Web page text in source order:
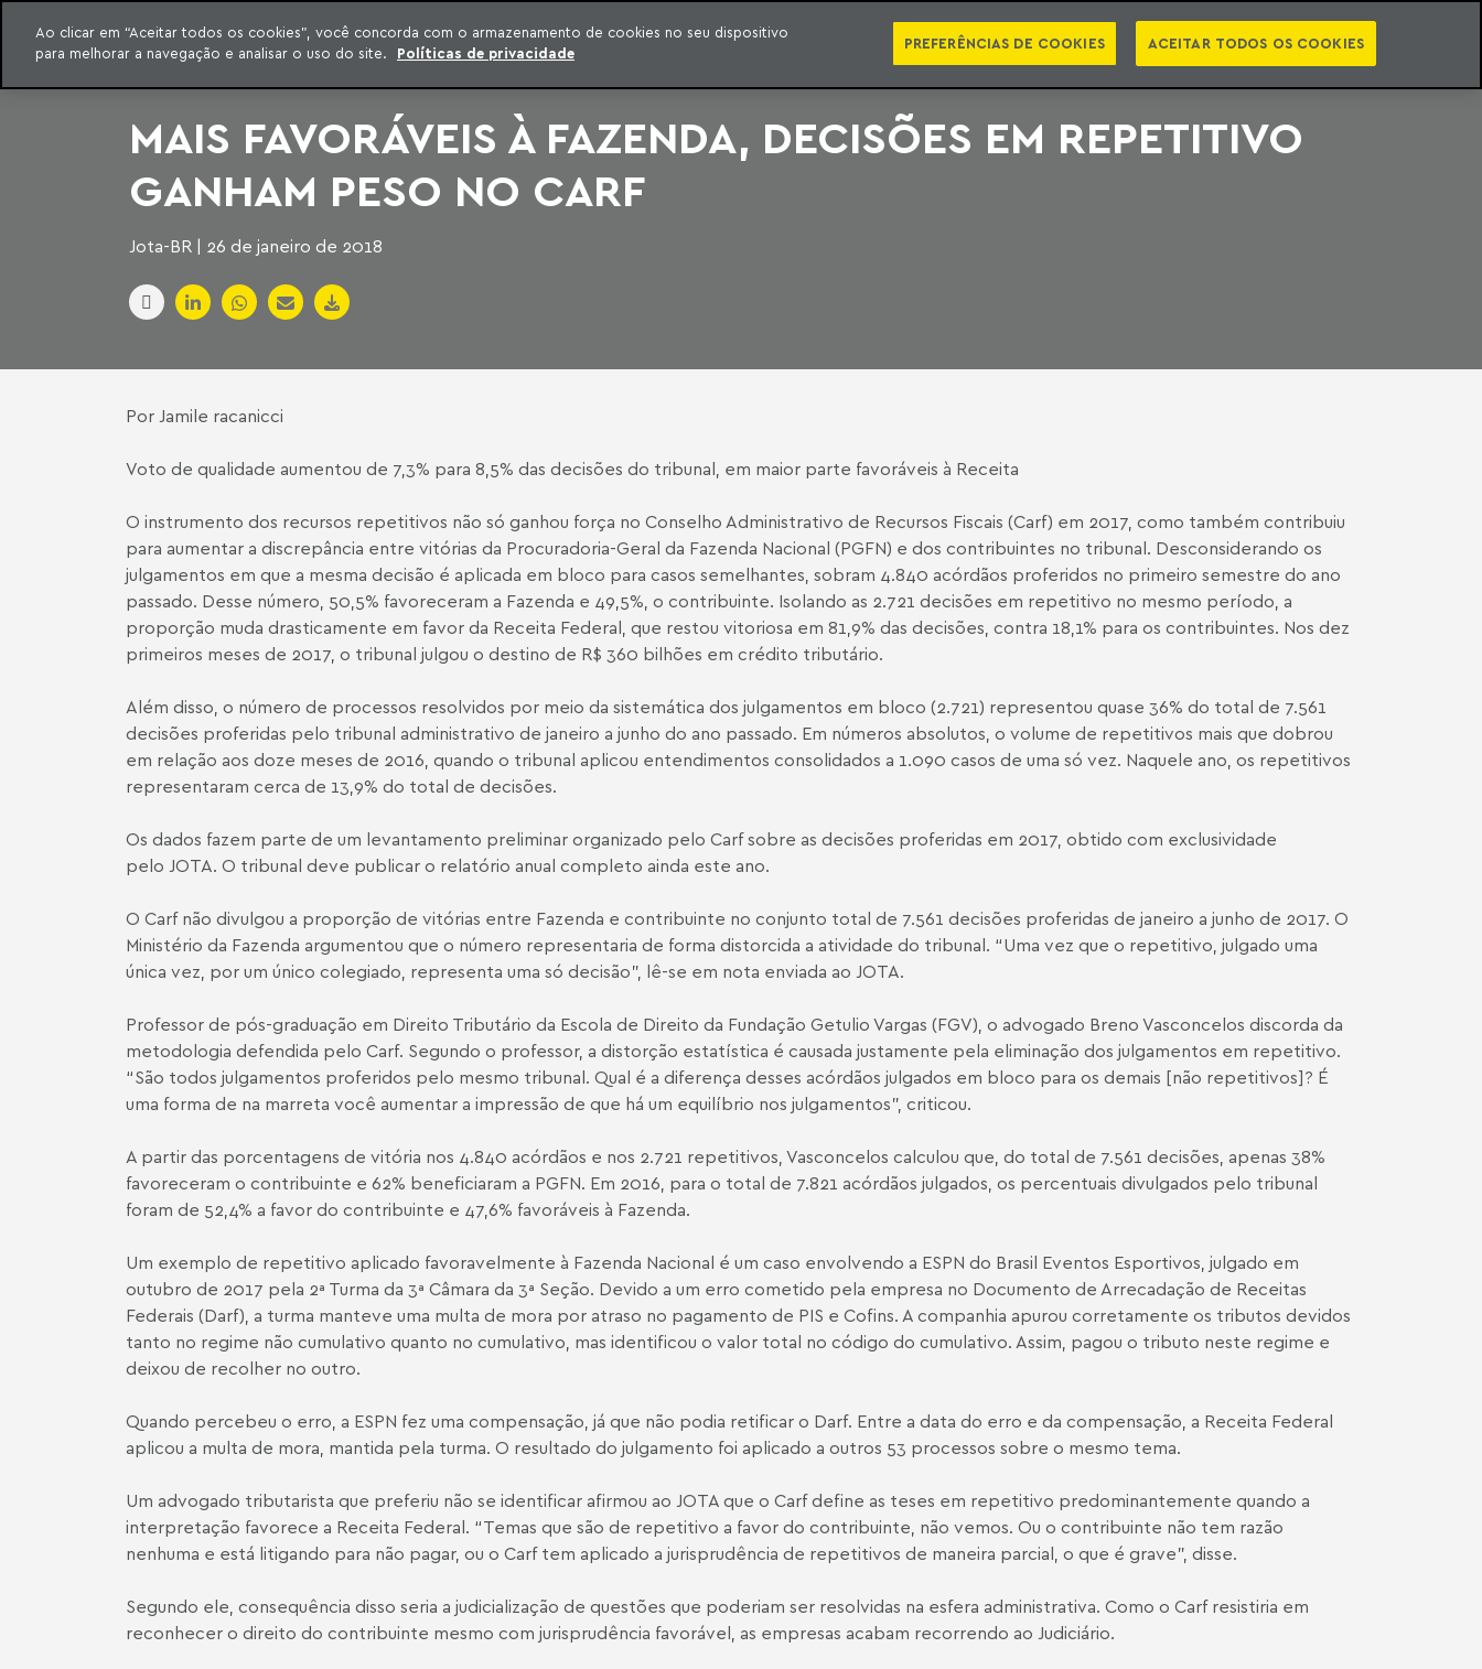
para o conteúdo
Machado Meyer
INTELIGÊNCIA JURÍDICA
CONTEÚDO EXCLUSIVO MACHADO MEYER ADVOGADOS
SÉRIES PUBLICAÇÕES EBOOKS PODCASTS NEWSLETTER VIDEOCASTS PT EN CATEGORIAS
MAIS FAVORÁVEIS À FAZENDA, DECISÕES EM REPETITIVO
GANHAM PESO NO CARF
Jota-BR | 26 de janeiro de 2018
Por Jamile racanicci
Voto de qualidade aumentou de 7,3% para 8,5% das decisões do tribunal, em maior parte favoráveis à Receita
O instrumento dos recursos repetitivos não só ganhou força no Conselho Administrativo de Recursos Fiscais (Carf) em 2017, como também contribuiu
para aumentar a discrepância entre vitórias da Procuradoria-Geral da Fazenda Nacional (PGFN) e dos contribuintes no tribunal. Desconsiderando os
julgamentos em que a mesma decisão é aplicada em bloco para casos semelhantes, sobram 4.840 acórdãos proferidos no primeiro semestre do ano
passado. Desse número, 50,5% favoreceram a Fazenda e 49,5%, o contribuinte. Isolando as 2.721 decisões em repetitivo no mesmo período, a
proporção muda drasticamente em favor da Receita Federal, que restou vitoriosa em 81,9% das decisões, contra 18,1% para os contribuintes. Nos dez
primeiros meses de 2017, o tribunal julgou o destino de R$ 360 bilhões em crédito tributário.
Além disso, o número de processos resolvidos por meio da sistemática dos julgamentos em bloco (2.721) representou quase 36% do total de 7.561
decisões proferidas pelo tribunal administrativo de janeiro a junho do ano passado. Em números absolutos, o volume de repetitivos mais que dobrou
em relação aos doze meses de 2016, quando o tribunal aplicou entendimentos consolidados a 1.090 casos de uma só vez. Naquele ano, os repetitivos
representaram cerca de 13,9% do total de decisões.
Os dados fazem parte de um levantamento preliminar organizado pelo Carf sobre as decisões proferidas em 2017, obtido com exclusividade
pelo JOTA. O tribunal deve publicar o relatório anual completo ainda este ano.
O Carf não divulgou a proporção de vitórias entre Fazenda e contribuinte no conjunto total de 7.561 decisões proferidas de janeiro a junho de 2017. O
Ministério da Fazenda argumentou que o número representaria de forma distorcida a atividade do tribunal. “Uma vez que o repetitivo, julgado uma
única vez, por um único colegiado, representa uma só decisão”, lê-se em nota enviada ao JOTA.
Professor de pós-graduação em Direito Tributário da Escola de Direito da Fundação Getulio Vargas (FGV), o advogado Breno Vasconcelos discorda da
metodologia defendida pelo Carf. Segundo o professor, a distorção estatística é causada justamente pela eliminação dos julgamentos em repetitivo.
“São todos julgamentos proferidos pelo mesmo tribunal. Qual é a diferença desses acórdãos julgados em bloco para os demais [não repetitivos]? É
uma forma de na marreta você aumentar a impressão de que há um equilíbrio nos julgamentos”, criticou.
A partir das porcentagens de vitória nos 4.840 acórdãos e nos 2.721 repetitivos, Vasconcelos calculou que, do total de 7.561 decisões, apenas 38%
favoreceram o contribuinte e 62% beneficiaram a PGFN. Em 2016, para o total de 7.821 acórdãos julgados, os percentuais divulgados pelo tribunal
foram de 52,4% a favor do contribuinte e 47,6% favoráveis à Fazenda.
Um exemplo de repetitivo aplicado favoravelmente à Fazenda Nacional é um caso envolvendo a ESPN do Brasil Eventos Esportivos, julgado em
outubro de 2017 pela 2ª Turma da 3ª Câmara da 3ª Seção. Devido a um erro cometido pela empresa no Documento de Arrecadação de Receitas
Federais (Darf), a turma manteve uma multa de mora por atraso no pagamento de PIS e Cofins. A companhia apurou corretamente os tributos devidos
tanto no regime não cumulativo quanto no cumulativo, mas identificou o valor total no código do cumulativo. Assim, pagou o tributo neste regime e
deixou de recolher no outro.
Quando percebeu o erro, a ESPN fez uma compensação, já que não podia retificar o Darf. Entre a data do erro e da compensação, a Receita Federal
aplicou a multa de mora, mantida pela turma. O resultado do julgamento foi aplicado a outros 53 processos sobre o mesmo tema.
Um advogado tributarista que preferiu não se identificar afirmou ao JOTA que o Carf define as teses em repetitivo predominantemente quando a
interpretação favorece a Receita Federal. “Temas que são de repetitivo a favor do contribuinte, não vemos. Ou o contribuinte não tem razão
nenhuma e está litigando para não pagar, ou o Carf tem aplicado a jurisprudência de repetitivos de maneira parcial, o que é grave”, disse.
Segundo ele, consequência disso seria a judicialização de questões que poderiam ser resolvidas na esfera administrativa. Como o Carf resistiria em
reconhecer o direito do contribuinte mesmo com jurisprudência favorável, as empresas acabam recorrendo ao Judiciário.
Ao clicar em “Aceitar todos os cookies”, você concorda com o armazenamento de cookies no seu dispositivo
para melhorar a navegação e analisar o uso do site.
Políticas de privacidade
PREFERÊNCIAS DE COOKIES ACEITAR TODOS OS COOKIES